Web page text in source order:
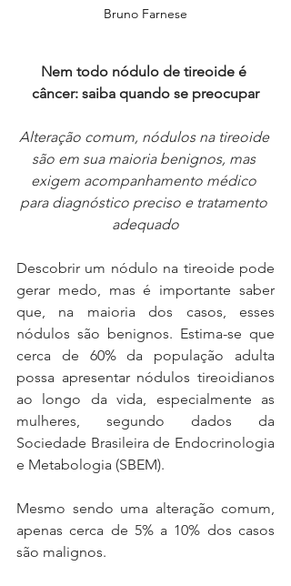
Bruno Farnese
Nem todo nódulo de tireoide é
câncer: saiba quando se preocupar
Alteração comum, nódulos na tireoide
são em sua maioria benignos, mas
exigem acompanhamento médico
para diagnóstico preciso e tratamento
adequado
Descobrir um nódulo na tireoide pode
gerar medo, mas é importante saber
que, na maioria dos casos, esses
nódulos são benignos. Estima-se que
cerca de 60% da população adulta
possa apresentar nódulos tireoidianos
ao longo da vida, especialmente as
mulheres, segundo dados da
Sociedade Brasileira de Endocrinologia
e Metabologia (SBEM).
Mesmo sendo uma alteração comum,
apenas cerca de 5% a 10% dos casos
são malignos.